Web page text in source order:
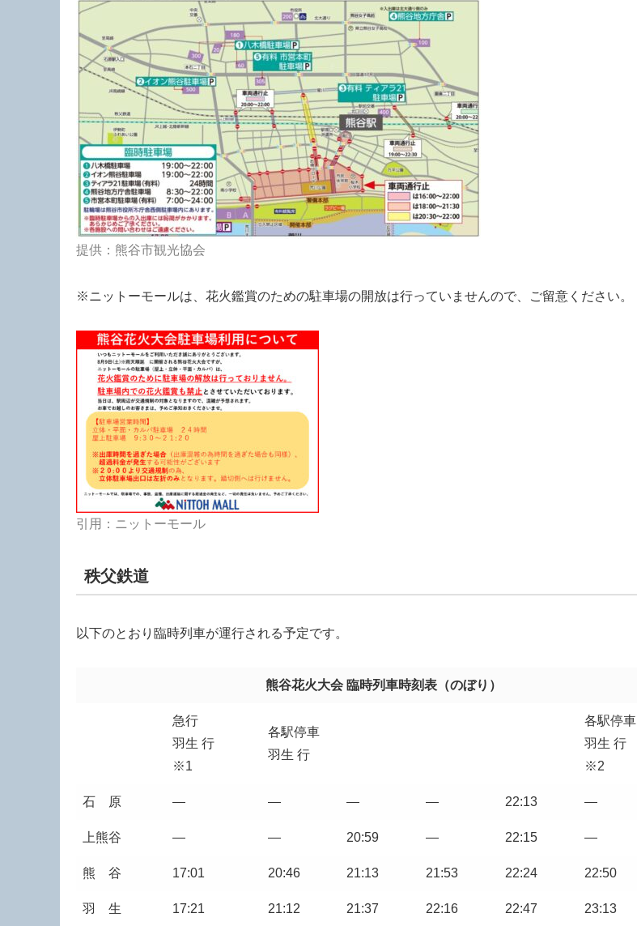
提供：熊谷市観光協会
※ニットーモールは、花火鑑賞のための駐車場の開放は行っていませんので、ご留意ください。
引用：ニットーモール
秩父鉄道
以下のとおり臨時列車が運行される予定です。
熊谷花火大会 臨時列車時刻表（のぼり）
急行
羽生 行
※1
各駅停車
羽生 行
各駅停車
羽生 行
※2
石 原 ― ― ― ― 22:13 ―
上熊谷 ― ― 20:59 ― 22:15 ―
熊 谷 17:01 20:46 21:13 21:53 22:24 22:50
羽 生 17:21 21:12 21:37 22:16 22:47 23:13